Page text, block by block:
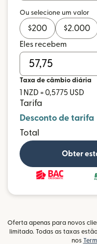
Ou selecione um valor
$200 $2.000
Eles recebem
Taxa de câmbio diária
1 NZD = 0,5775 USD
Tarifa
Desconto de tarifa
Total
Obter
Oferta apenas para novos
limitado. Todas as taxas
nos